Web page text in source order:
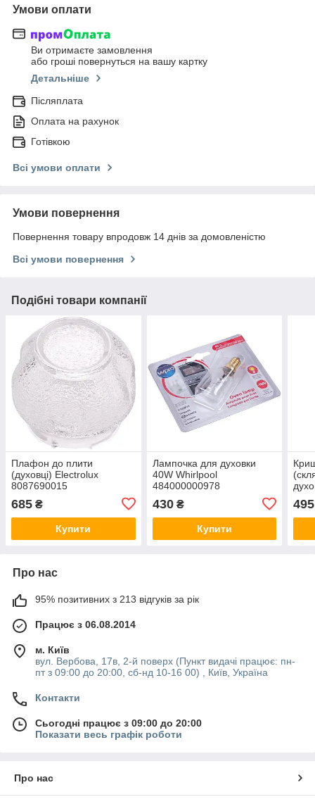
Умови оплати
Ви отримаєте замовлення
або гроші повернуться на вашу картку
Детальніше
Післяплата
Оплата на рахунок
Готівкою
Всі умови оплати
Умови повернення
Повернення товару впродовж 14 днів за домовленістю
Всі умови повернення
Подібні товари компанії
Плафон до плити
(духовці) Electrolux
8087690015
685 ₴
Купити
Лампочка для духовки
40W Whirlpool
484000000978
430₴
Купити
495
Про нас
95% позитивних з 213 відгуків за рік
Працює з 06.08.2014
м. Київ
вул. Вербова, 17в, 2-й поверх (Пункт видачі працює: пн-
пт з 09:00 до 20:00, сб-нд 10-16 00) , Київ, Україна
Контакти
Сьогодні працює з 09:00 до 20:00
Показати весь графік роботи
Про нас